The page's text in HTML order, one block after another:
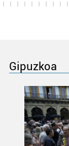
Gipuzkoa